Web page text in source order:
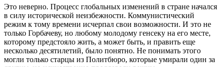
Это неверно. Процесс глобальных изменений в стране начался
в силу исторической неизбежности. Коммунистический
режим к тому времени исчерпал свои возможности. И это не
только Горбачеву, но любому молодому генсеку на его месте,
которому предстояло жить, а может быть, и править еще
несколько десятилетий, было понятно. Не понимать этого
могли только старцы из Политбюро, которые умирали один за